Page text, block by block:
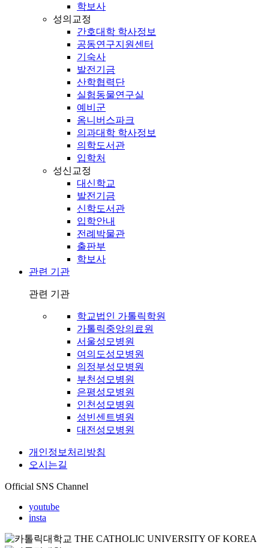
학보사
성의교정
간호대학 학사정보
공동연구지원센터
기숙사
발전기금
산학협력단
실험동물연구실
예비군
옴니버스파크
의과대학 학사정보
의학도서관
입학처
성신교정
대신학교
발전기금
신학도서관
입학안내
전례박물관
출판부
학보사
관련 기관
관련 기관
학교법인 가톨릭학원
가톨릭중앙의료원
서울성모병원
여의도성모병원
의정부성모병원
부천성모병원
은평성모병원
인천성모병원
성빈센트병원
대전성모병원
개인정보처리방침
오시는길
Official SNS Channel
youtube
insta